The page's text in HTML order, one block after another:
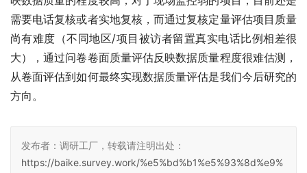
需要电话复核或者实地复核，而通过复核定量评估项目质量
尚有难度（不同地区/项目被访者留置真实电话比例相差很
大），通过问卷卷面质量评估反映数据质量程度很难估测，
从卷面评估到如何最终实现数据质量评估是我们今后研究的
方向。
发布者：调研工厂，转载请注明出处：
https://baike.survey.work/%e5%bd%b1%e5%93%8d%e9%